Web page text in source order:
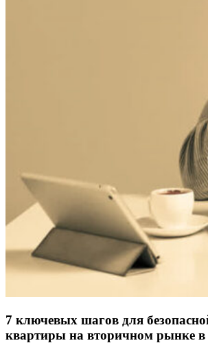
7 ключевых шагов для
квартиры на вторичном рынке в